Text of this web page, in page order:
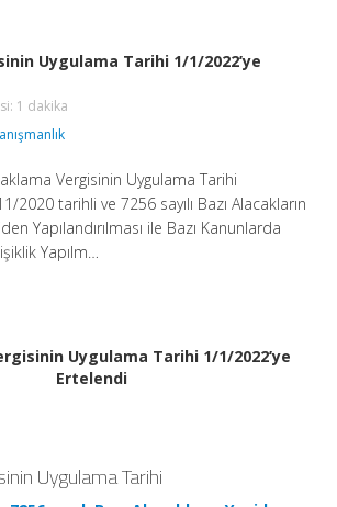
Uygulama Tarihi 1/1/2022’ye
1 dakika
Vergisinin Uygulama Tarihi
2020 tarihli ve 7256 sayılı Bazı Alacakların
Yapılandırılması ile Bazı Kanunlarda
Yapılm…
Uygulama Tarihi 1/1/2022’ye
Ertelendi
Uygulama Tarihi